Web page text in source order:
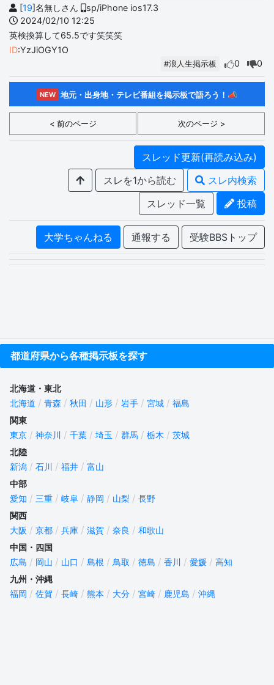
[19]名無しさん
sp/iPhone ios17.3
2024/02/10 12:25
英検換算して65.5です笑笑笑
ID:YzJiOGY1O
#浪人生掲示板 0 0
NEW 地元・出身地・テレビ番組を掲示板で語ろう！📣
< 前のページ 次のページ >
スレッド更新(再読み込み)
スレを1から読む
スレ内検索
スレッド一覧
投稿
大学ちゃんねる 通報する 受験BBSトップ
都道府県から各種掲示板を探す
北海道・東北
北海道
青森 秋田 山形 岩手 宮城
福島
関東
東京
神奈川 千葉 埼玉 群馬 栃木
茨城
北陸
新潟
石川 福井
富山
中部
愛知
三重 岐阜 静岡 山梨
長野
関西
大阪
京都 兵庫 滋賀 奈良
和歌山
中国・四国
広島
岡山 山口 島根 鳥取 徳島 香川 愛媛
高知
九州・沖縄
福岡
佐賀 長崎 熊本 大分 宮崎 鹿児島 沖縄